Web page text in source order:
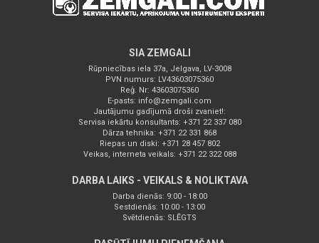
SIA ZEMGALI
Rūpniecības iela 37a, Jelgava, LV-3008
PVN numurs: LV43603075360
Reģ. Nr: 43603075360
E-pasts: info@zemgali.com
Jautājumu gadījumā droši zvaniet!:
Servisa iekārtu konsultants: +371 22 337 080
Dārza tehnika: +371 22 331 868
Riepas un diski: +371 28 457 802
Veikas, interneta veikals: +371 22 322 088
DARBA LAIKS - VEIKALS & NOLIKTAVA
Darba dienās: 9:00 - 18:00
Sestdienās: 10:00 - 13:00
Svētdienās: SLĒGTS